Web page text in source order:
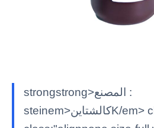
strongstrong>المصنع :
steinem>كالشتاينK/em> classimg